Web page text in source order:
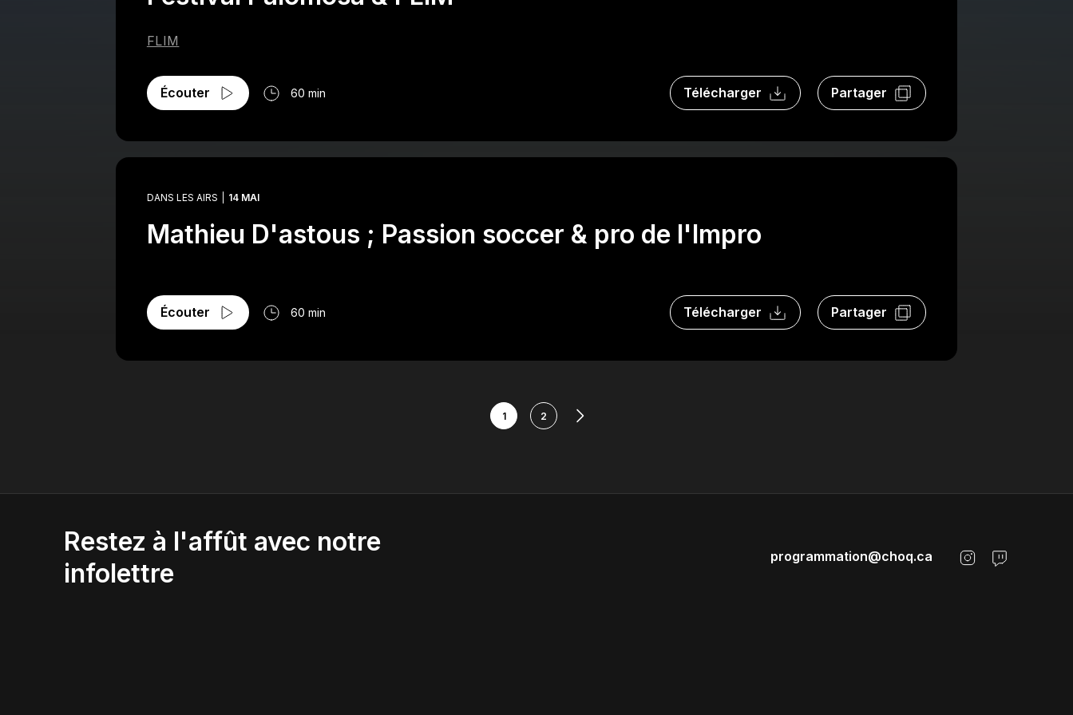
FLIM
Écouter 60 min Télécharger Partager
DANS LES AIRS 14 MAI
Mathieu D'astous ; Passion soccer & pro de l'Impro
Écouter 60 min Télécharger Partager
1 2
Restez à l'affût avec notre
infolettre
programmation@choq.ca